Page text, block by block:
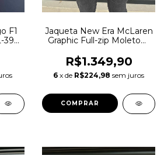
F1
39
Jaqueta New Era McLaren
Graphic Full-zip Moletom
R$1.349,90
6 x de R$224,98 sem juros
COMPRAR